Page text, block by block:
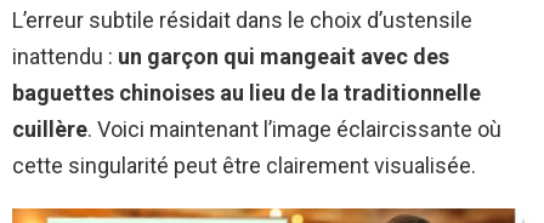
L’erreur subtile résidait dans le choix d’ustensile
inattendu : un garçon qui mangeait avec des
baguettes chinoises au lieu de la traditionnelle
cuillère. Voici maintenant l’image éclaircissante où
cette singularité peut être clairement visualisée.